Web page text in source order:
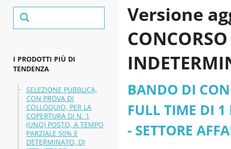
I PRODOTTI PIÙ DI
TENDENZA
SELEZIONE PUBBLICA,
CON PROVA DI
COLLOQUIO, PER LA
COPERTURA DI N. 1
(UNO) POSTO, A TEMPO
PARZIALE 50% E
DETERMINATO, DI
Versione
SETTORE
CIVILE. -
BANDO DI
FULL TIME DI 1
- SETTORE